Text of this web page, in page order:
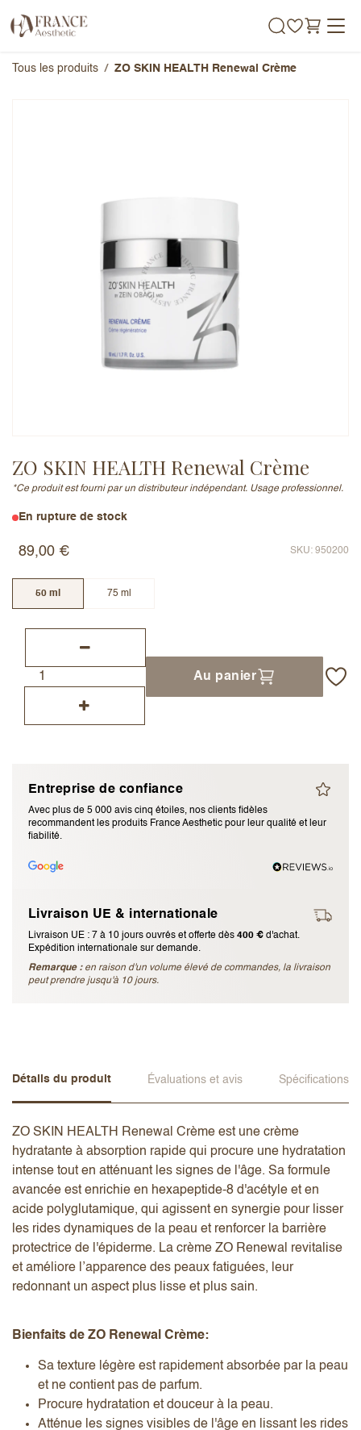
Tous les produits ZO SKIN HEALTH Renewal Crème
ZO SKIN HEALTH Renewal Crème
*Ce produit est fourni par un distributeur indépendant. Usage professionnel.
En rupture de stock
89,00 € SKU: 950200
50 ml 75 ml
Au panier
Entreprise de confiance
Avec plus de 5 000 avis cinq étoiles, nos clients fidèles
recommandent les produits France Aesthetic pour leur qualité et leur
fiabilité.
Livraison UE & internationale
Livraison UE : 7 à 10 jours ouvrés et offerte dès 400 € d'achat.
Expédition internationale sur demande.
Remarque : en raison d'un volume élevé de commandes, la livraison
peut prendre jusqu'à 10 jours.
Détails du produit Évaluations et avis Spécifications
ZO SKIN HEALTH Renewal Crème est une crème
hydratante à absorption rapide qui procure une hydratation
intense tout en atténuant les signes de l'âge. Sa formule
avancée est enrichie en hexapeptide-8 d'acétyle et en
acide polyglutamique, qui agissent en synergie pour lisser
les rides dynamiques de la peau et renforcer la barrière
protectrice de l'épiderme. La crème ZO Renewal revitalise
et améliore l’apparence des peaux fatiguées, leur
redonnant un aspect plus lisse et plus sain.
Bienfaits de ZO Renewal Crème:
Sa texture légère est rapidement absorbée par la peau
et ne contient pas de parfum.
Procure hydratation et douceur à la peau.
Atténue les signes visibles de l'âge en lissant les rides
Note globale
Ajouter un avis